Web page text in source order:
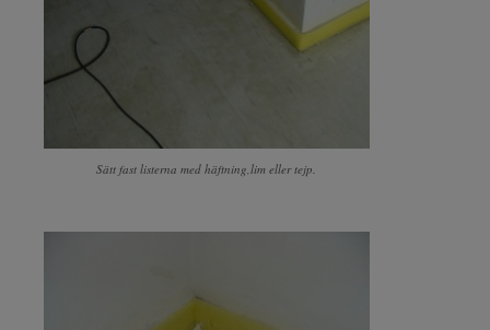
Sätt fast listerna med häftning,lim eller tejp.